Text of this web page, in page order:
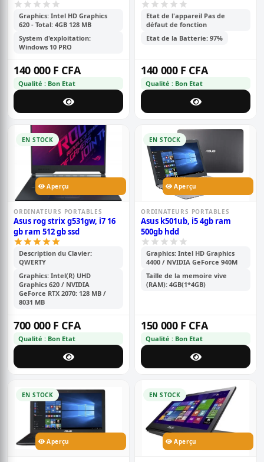
Graphics: Intel HD Graphics
620 - Total: 4GB 128 MB
System d'exploitation:
Windows 10 PRO
140 000 F CFA
Qualité : Bon Etat
Etat de l'appareil Pas de
défaut de fonction
Etat de la Batterie: 97%
140 000 F CFA
Qualité : Bon Etat
EN STOCK
Aperçu
ORDINATEURS PORTABLES
Asus rog strix g531gw, i7 16
gb ram 512 gb ssd
Description du Clavier:
QWERTY
Graphics: Intel(R) UHD
Graphics 620 / NVIDIA
GeForce RTX 2070: 128 MB /
8031 MB
700 000 F CFA
Qualité : Bon Etat
EN STOCK
Aperçu
ORDINATEURS PORTABLES
Asus k501ub, i5 4gb ram
500gb hdd
Graphics: Intel HD Graphics
4400 / NVIDIA GeForce 940M
Taille de la memoire vive
(RAM): 4GB(1*4GB)
150 000 F CFA
Qualité : Bon Etat
EN STOCK
Aperçu
EN STOCK
Aperçu